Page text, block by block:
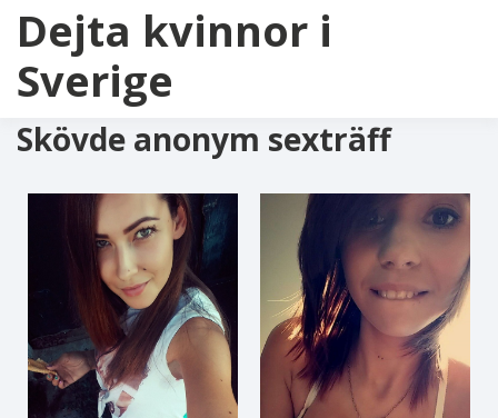
Dejta kvinnor i
Sverige
Skövde anonym sexträff